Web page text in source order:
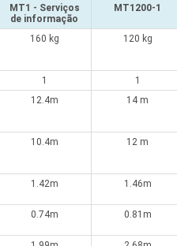
MT1 - Serviços
de informação
MT1200-1
160 kg 120 kg
1
1
12.4m 14 m
10.4m 12 m
1.42m 1.46m
0.74m 0.81m